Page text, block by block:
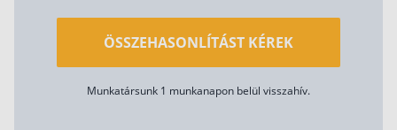
ÖSSZEHASONLÍTÁST KÉREK
Munkatársunk 1 munkanapon belül visszahív.